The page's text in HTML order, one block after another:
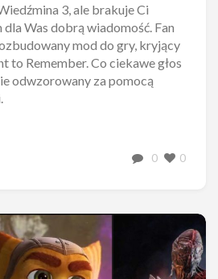
3, ale brakuje Ci
Was dobrą wiadomość. Fan
mod do gry, kryjący
to Remember. Co ciekawe głos
odwzorowany za pomocą
0 0